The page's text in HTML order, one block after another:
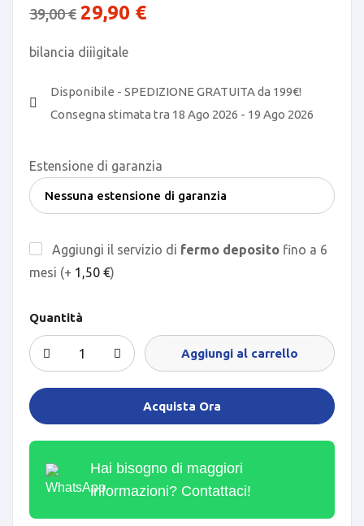
39,00€ 29,90 €
bilancia diiìgitale
Disponibile - SPEDIZIONE GRATUITA da 199€!
Consegna stimata tra 18 Ago 2026 - 19 Ago 2026
Estensione di garanzia
Aggiungi il servizio di fermo deposito fino a 6
mesi (+ 1,50 €)
Quantità
Aggiungi al carrello
Acquista Ora
Hai bisogno di maggiori
informazioni? Contattaci!